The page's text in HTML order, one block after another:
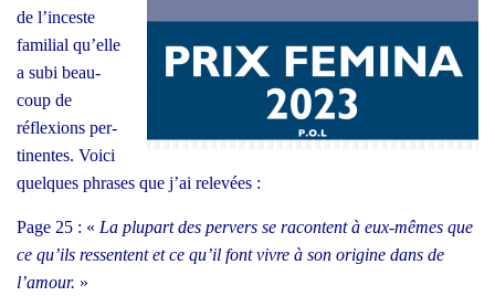
de l’inceste
fami­lial qu’elle
a subi beau­
coup de
réflexions per­
ti­nentes. Voi­ci
quelques phrases que j’ai rele­vées :
Page 25 : « La plu­part des per­vers se racontent à eux-mêmes que
ce qu’ils res­sentent et ce qu’il font vivre à son ori­gine dans de
l’amour. »